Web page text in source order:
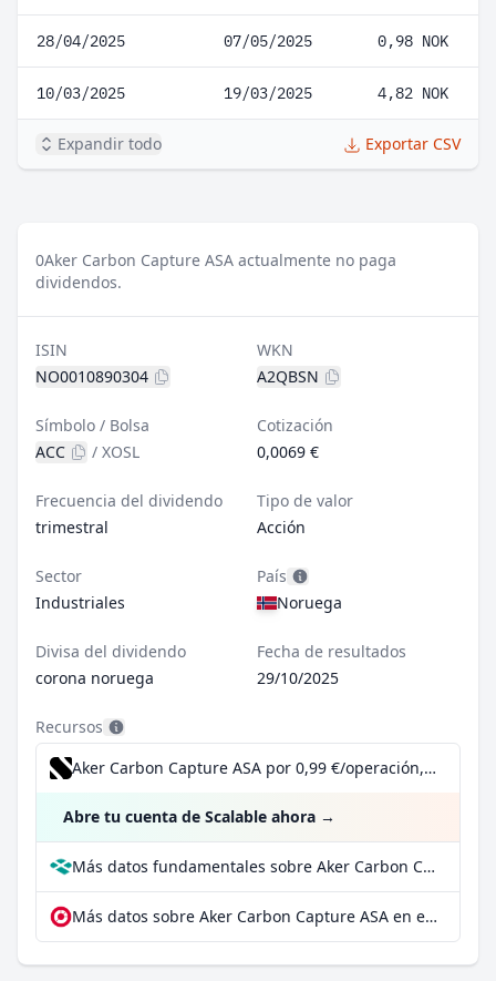
28/04/2025 07/05/2025 0,98 NOK
10/03/2025 19/03/2025 4,82 NOK
Expandir todo Exportar CSV
0Aker Carbon Capture ASA actualmente no paga
dividendos.
ISIN
NO0010890304
WKN
A2QBSN
Símbolo / Bolsa
ACC
/ XOSL
Cotización
0,0069 €
Frecuencia del dividendo
trimestral
Tipo de valor
Acción
Sector
Industriales
País
Noruega
Divisa del dividendo
corona noruega
Fecha de resultados
29/10/2025
Recursos
Aker Carbon Capture ASA por 0,99 €/operación, incluido el Dividend Reinvestment Plan
Abre tu cuenta de Scalable ahora →
Más datos fundamentales sobre Aker Carbon Capture ASA en Parqet
Más datos sobre Aker Carbon Capture ASA en extraETF